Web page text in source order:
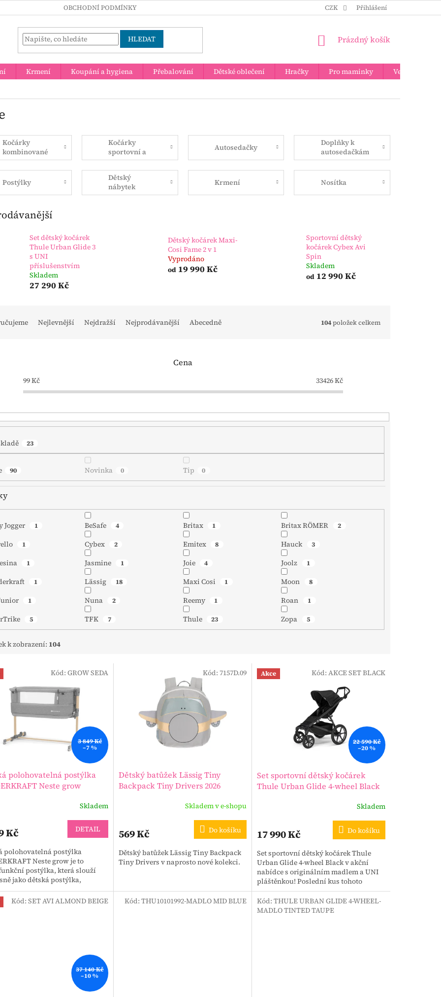
OBCHODNÍ PODMÍNKY CZK Přihlášení
HLEDAT
NÁKUPNÍ
Prázdný košík
Krmení Koupání a hygiena Přebalování Dětské oblečení Hračky Pro maminky
Velkoobchod
Kočárky
kombinované
Kočárky
sportovní a
golfové
Autosedačky
Doplňky k
autosedačkám
a ke kočárkům
Postýlky
Dětský
nábytek
Krmení Nosítka
Set dětský kočárek
Thule Urban Glide 3
s UNI
příslušenstvím
Skladem
27 290 Kč
Dětský kočárek Maxi-
Cosi Fame 2 v 1
Vyprodáno
od19 990 Kč
Sportovní dětský
kočárek Cybex Avi
Spin
Skladem
od12 990 Kč
Nejlevnější Nejdražší Nejprodávanější Abecedně 104položek celkem
Cena
99Kč 33426Kč
23
90 Novinka 0 Tip 0
Jogger 1 BeSafe 4 Britax 1 Britax RÖMER 2
1 Cybex 2 Emitex 8 Hauck 3
1 Jasmine 1 Joie 4 Joolz 1
1 Lässig 18 Maxi Cosi 1 Moon 8
1 Nuna 2 Reemy 1 Roan 1
5 TFK 7 Thule 23 Zopa 5
k zobrazení: 104
3 849 Kč
–7 %
polohovatelná postýlka
Neste grow
Skladem
Kč DETAIL
polohovatelná postýlka
Neste grow je to
postýlka, která slouží
jako dětská postýlka,
a samostatná postýlka pro
dítě....
Kód: GROW SEDA
Dětský batůžek Lässig Tiny
Backpack Tiny Drivers 2026
Skladem v e-shopu
569 Kč Do košíku
Dětský batůžek Lässig Tiny Backpack
Tiny Drivers v naprosto nové kolekci.
Kód: 7157D.09 Akce
22 590 Kč
–20 %
Set sportovní dětský kočárek
Thule Urban Glide 4-wheel Black
Skladem
17 990 Kč Do košíku
Set sportovní dětský kočárek Thule
Urban Glide 4-wheel Black v akční
nabídce s originálním madlem a UNI
pláštěnkou! Poslední kus tohoto
kočárku v černé barvě, který máme pro
Vás...
Kód: AKCE SET BLACK
37 140 Kč
–10 %
Kód: SET AVI ALMOND BEIGE Kód: THU10101992-MADLO MID BLUE Kód: THULE URBAN GLIDE 4-WHEEL-
MADLO TINTED TAUPE